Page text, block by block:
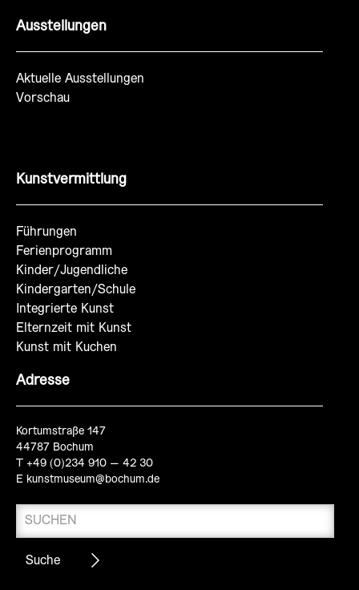
Ausstellungen
Aktuelle Ausstellungen
Vorschau
Kunstvermittlung
Führungen
Ferienprogramm
Kinder/Jugendliche
Kindergarten/Schule
Integrierte Kunst
Elternzeit mit Kunst
Kunst mit Kuchen
Adresse
Kortumstraße 147
44787 Bochum
T +49 (0)234 910 – 42 30
E kunstmuseum@bochum.de